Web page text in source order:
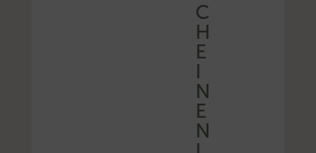
C
H
E
I
N
E
N